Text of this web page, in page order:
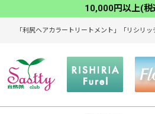
10,000円以上(税
「利尻ヘアカラートリートメント」「リシリ